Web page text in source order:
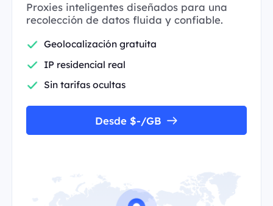
Proxies inteligentes diseñados para una
recolección de datos fluida y confiable.
Geolocalización gratuita
IP residencial real
Sin tarifas ocultas
Desde $-/GB